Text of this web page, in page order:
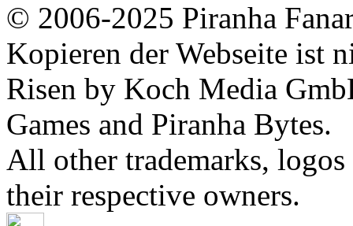
© 2006-2025 Piranha
Kopieren der Webseite ist
Risen by Koch Media
Games and Piranha Bytes.
All other trademarks,
their respective owners.